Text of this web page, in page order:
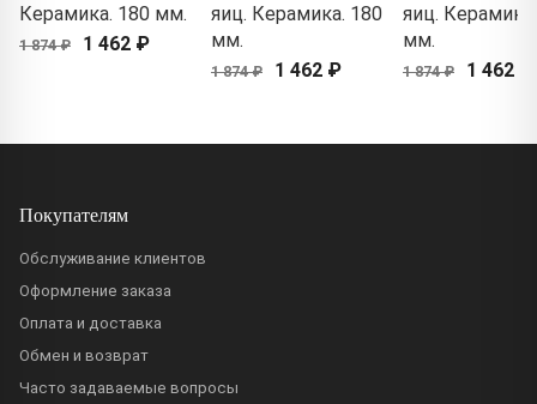
Керамика. 180 мм.
1 874 ₽ 1 462 ₽
яиц. Керамика. 180
мм.
1 874 ₽ 1 462 ₽
яиц.
мм.
1 874 ₽ 1 462 ₽
Покупателям
Обслуживание клиентов
Оформление заказа
Оплата и доставка
Обмен и возврат
Часто задаваемые вопросы